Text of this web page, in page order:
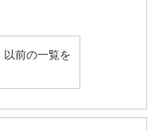
前の一覧を